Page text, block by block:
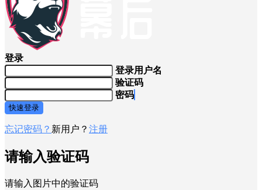
登录
登录用户名
验证码
密码
快速登录
忘记密码？ 新用户？ 注册
请输入验证码
请输入图片中的验证码